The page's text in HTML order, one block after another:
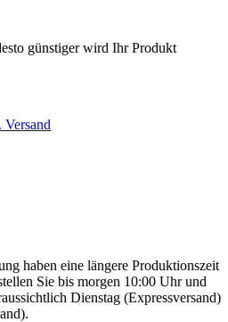
günstiger wird Ihr Produkt
Versand
haben eine längere Produktionszeit
Sie bis morgen 10:00 Uhr und
Dienstag (Expressversand)